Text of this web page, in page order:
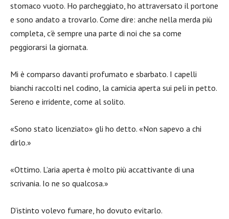
stomaco vuoto. Ho parcheggiato, ho attraversato il portone
e sono andato a trovarlo. Come dire: anche nella merda più
completa, c’è sempre una parte di noi che sa come
peggiorarsi la giornata.
Mi è comparso davanti profumato e sbarbato. I capelli
bianchi raccolti nel codino, la camicia aperta sui peli in petto.
Sereno e irridente, come al solito.
«Sono stato licenziato» gli ho detto. «Non sapevo a chi
dirlo.»
«Ottimo. L’aria aperta è molto più accattivante di una
scrivania. Io ne so qualcosa.»
D’istinto volevo fumare, ho dovuto evitarlo.